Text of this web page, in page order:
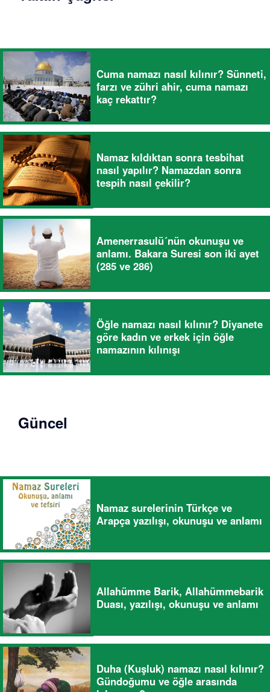
Cuma namazı nasıl kılınır? Sünneti,
farzı ve zühri ahir, cuma namazı
kaç rekattır?
Namaz kıldıktan sonra tesbihat
nasıl yapılır? Namazdan sonra
tespih nasıl çekilir?
Amenerrasulü´nün okunuşu ve
anlamı. Bakara Suresi son iki ayet
(285 ve 286)
Öğle namazı nasıl kılınır? Diyanete
göre kadın ve erkek için öğle
namazının kılınışı
Güncel
Namaz surelerinin Türkçe ve
Arapça yazılışı, okunuşu ve anlamı
Allahümme Barik, Allahümmebarik
Duası, yazılışı, okunuşu ve anlamı
Duha (Kuşluk) namazı nasıl kılınır?
Gündoğumu ve öğle arasında